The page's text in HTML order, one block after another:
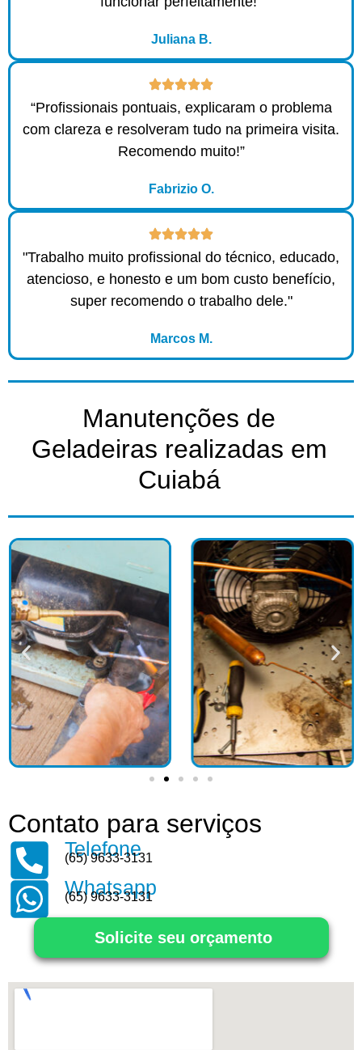
Juliana B.
“Profissionais pontuais, explicaram o problema
com clareza e resolveram tudo na primeira visita.
Recomendo muito!”
Fabrizio O.
"Trabalho muito profissional do técnico, educado,
atencioso, e honesto e um bom custo benefício,
super recomendo o trabalho dele."
Marcos M.
Manutenções de
Geladeiras realizadas em
Cuiabá​
Contato para serviços
Telefone
(65) 9633-3131
Whatsapp
(65) 9633-3131
Solicite seu orçamento